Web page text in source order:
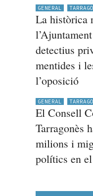
GENERAL
La històrica
detectius
mentides i
l’oposició
GENERAL
El Consell
Tarragonès
milions i
polítics en